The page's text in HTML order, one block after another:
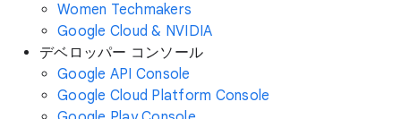
Women Techmakers
Google Cloud & NVIDIA
デベロッパー コンソール
Google API Console
Google Cloud Platform Console